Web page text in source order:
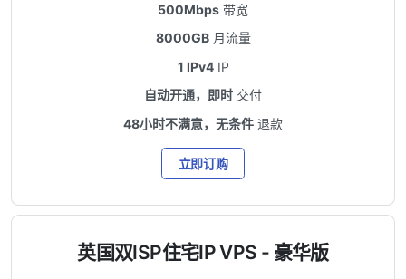
500Mbps 带宽
8000GB月流量
1 IPv4IP
自动开通，即时 交付
48小时不满意，无条件 退款
立即订购
英国双ISP住宅IP VPS - 豪华版